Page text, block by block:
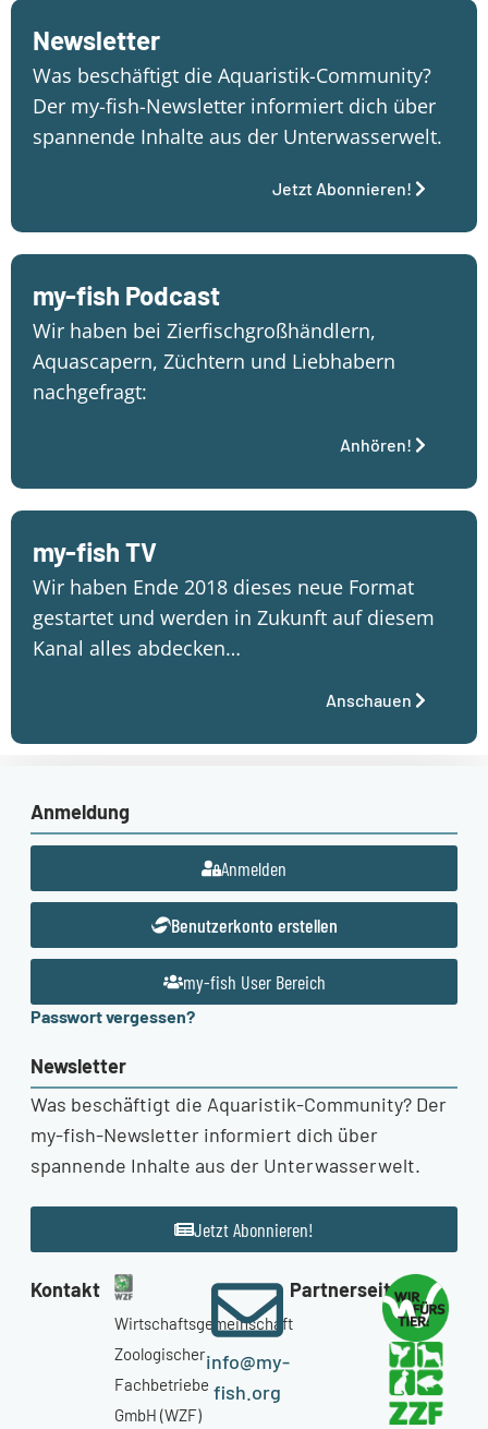
Newsletter
Was beschäftigt die Aquaristik-Community?
Der my-fish-Newsletter informiert dich über
spannende Inhalte aus der Unterwasserwelt.
Jetzt Abonnieren!
my-fish Podcast
Wir haben bei Zierfischgroßhändlern,
Aquascapern, Züchtern und Liebhabern
nachgefragt:
Anhören!
my-fish TV
Wir haben Ende 2018 dieses neue Format
gestartet und werden in Zukunft auf diesem
Kanal alles abdecken…
Anschauen
Anmeldung
Anmelden
Benutzerkonto erstellen
my-fish User Bereich
Passwort vergessen?
Newsletter
Was beschäftigt die Aquaristik-Community? Der
my-fish-Newsletter informiert dich über
spannende Inhalte aus der Unterwasserwelt.
Jetzt Abonnieren!
Kontakt
Wirtschaftsgemeinschaft
Zoologischer
Fachbetriebe
GmbH (WZF)
info@my-
fish.org
Partnerseiten